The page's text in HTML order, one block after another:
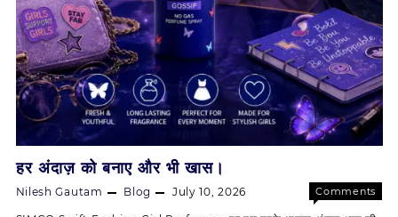
हर अंदाज़ को बनाए और भी खास।
Nilesh Gautam Blog July 10, 2026
Comments